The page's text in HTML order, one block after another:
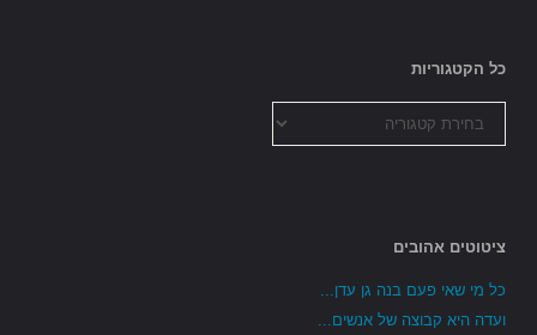
כל הקטגוריות
הקטגוריות
ציטוטים אהובים
כל מי שאי פעם בנה גן עדן...
ועדה היא קבוצה של אנשים...